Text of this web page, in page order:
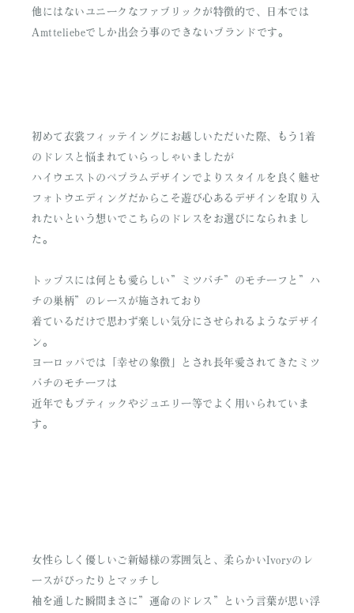
他にはないユニークなファブリックが特徴的で、日本では
Amtteliebeでしか出会う事のできないブランドです。
初めて衣裳フィッテイングにお越しいただいた際、もう1着
のドレスと悩まれていらっしゃいましたが
ハイウエストのペプラムデザインでよりスタイルを良く魅せ
フォトウエディングだからこそ遊び心あるデザインを取り入
れたいという想いでこちらのドレスをお選びになられまし
た。
トップスには何とも愛らしい”ミツバチ”のモチーフと”ハ
チの巣柄”のレースが施されており
着ているだけで思わず楽しい気分にさせられるようなデザイ
ン。
ヨーロッパでは「幸せの象徴」とされ長年愛されてきたミツ
バチのモチーフは
近年でもブティックやジュエリー等でよく用いられていま
す。
女性らしく優しいご新婦様の雰囲気と、柔らかいIvoryのレ
ースがぴったりとマッチし
袖を通した瞬間まさに”運命のドレス”という言葉が思い浮